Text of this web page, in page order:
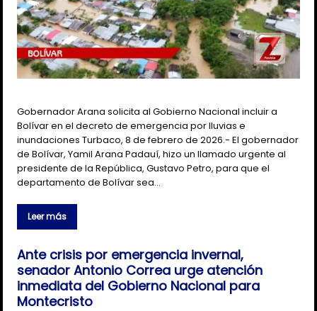
Gobernador Arana solicita al Gobierno Nacional incluir a
Bolívar en el decreto de emergencia por lluvias e
inundaciones Turbaco, 8 de febrero de 2026.- El gobernador
de Bolívar, Yamil Arana Padauí, hizo un llamado urgente al
presidente de la República, Gustavo Petro, para que el
departamento de Bolívar sea…
Leer más
Ante crisis por emergencia invernal,
senador Antonio Correa urge atención
inmediata del Gobierno Nacional para
Montecristo